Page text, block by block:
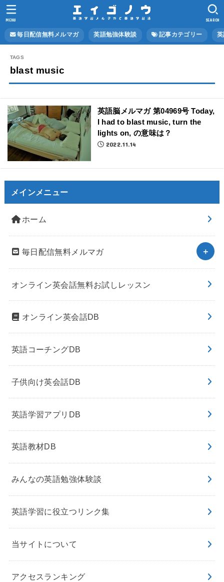
毎日配信無料メルマガ 英語勉強体験談 記事カテゴリー
SEARCH
MENU
blast music
英語脳メルマガ 第04969号 Today,
I had to blast music, turn the
lights on, の意味は？
2022.11.14
メインメニュー
ホーム
毎日配信無料メルマガ
オンライン英会話無料お試しレッスン
オンライン英会話DB
英語コーチングDB
子供向け英会話DB
英語学習アプリDB
英語教材DB
みんなの英語勉強体験談
英語学習に役立つリンク集
当サイトについて
アクセスランキング